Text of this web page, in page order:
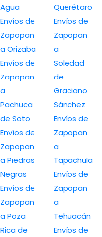
Agua
Envíos de
Zapopan
a Orizaba
Envíos de
Zapopan
a
Pachuca
de Soto
Envíos de
Zapopan
a Piedras
Negras
Envíos de
Zapopan
a Poza
Rica de
Querétaro
Envíos de
Zapopan
a
Soledad
de
Graciano
Sánchez
Envíos de
Zapopan
a
Tapachula
Envíos de
Zapopan
a
Tehuacán
Envíos de